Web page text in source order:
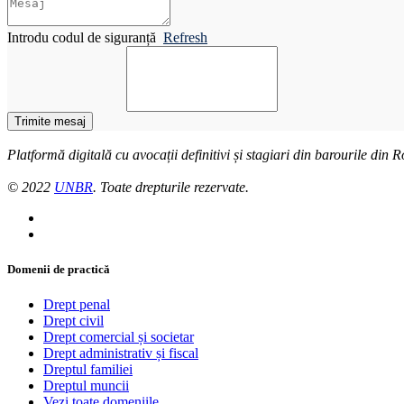
Introdu codul de siguranță Refresh
Trimite mesaj
Platformă digitală cu avocații definitivi și stagiari din barourile din
© 2022 UNBR. Toate drepturile rezervate.
Domenii de practică
Drept penal
Drept civil
Drept comercial și societar
Drept administrativ și fiscal
Dreptul familiei
Dreptul muncii